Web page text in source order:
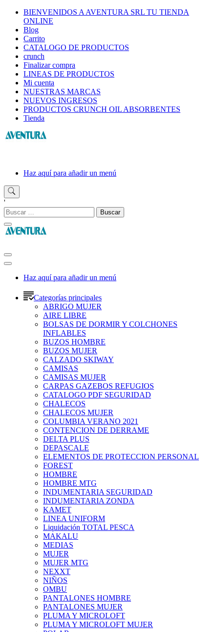
Saltar
contenido
BIENVENIDOS A AVENTURA SRL TU TIENDA
ONLINE
Blog
Carrito
CATALOGO DE PRODUCTOS
crunch
Finalizar compra
LINEAS DE PRODUCTOS
Mi cuenta
NUESTRAS MARCAS
NUEVOS INGRESOS
PRODUCTOS CRUNCH OIL ABSORBENTES
Tienda
Haz aquí para añadir un menú
'
Buscar:
Haz aquí para añadir un menú
Categorías principales
ABRIGO MUJER
AIRE LIBRE
BOLSAS DE DORMIR Y COLCHONES
INFLABLES
BUZOS HOMBRE
BUZOS MUJER
CALZADO SKIWAY
CAMISAS
CAMISAS MUJER
CARPAS GAZEBOS REFUGIOS
CATALOGO PDF SEGURIDAD
CHALECOS
CHALECOS MUJER
COLUMBIA VERANO 2021
CONTENCION DE DERRAME
DELTA PLUS
DEPASCALE
ELEMENTOS DE PROTECCION PERSONAL
FOREST
HOMBRE
HOMBRE MTG
INDUMENTARIA SEGURIDAD
INDUMENTARIA ZONDA
KAMET
LINEA UNIFORM
Liquidación TOTAL PESCA
MAKALU
MEDIAS
MUJER
MUJER MTG
NEXXT
NIÑOS
OMBU
PANTALONES HOMBRE
PANTALONES MUJER
PLUMA Y MICROLOFT
PLUMA Y MICROLOFT MUJER